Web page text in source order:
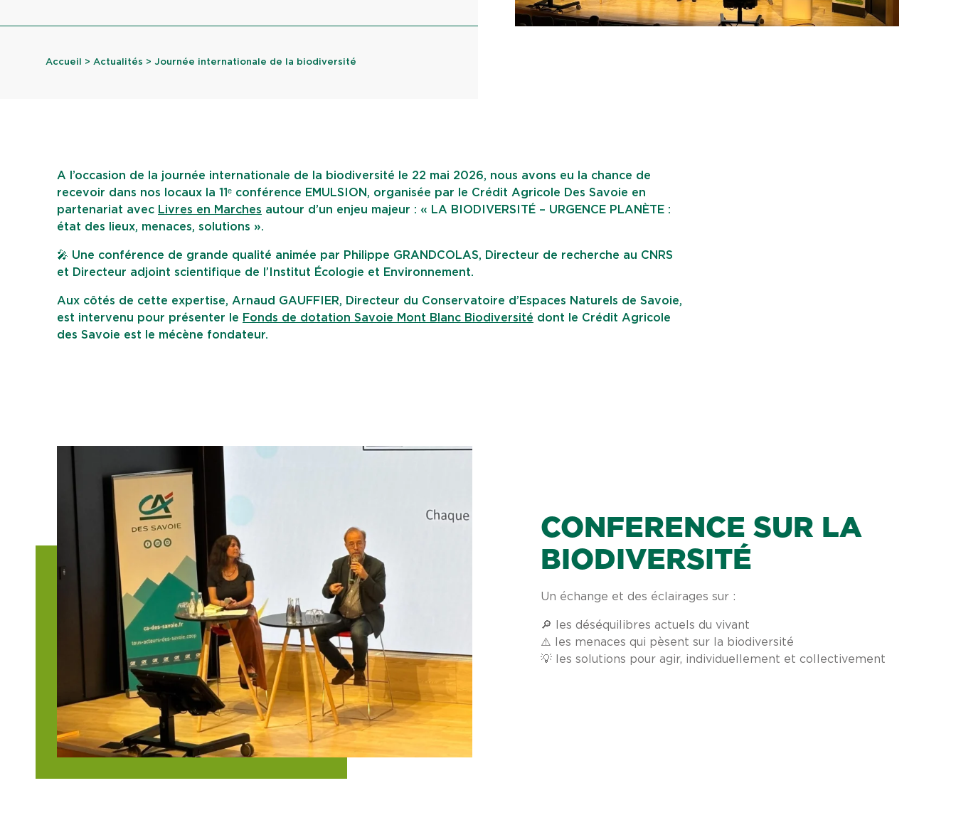
Accueil > Actualités > Journée internationale de la biodiversité
A l’occasion de la journée internationale de la biodiversité le 22 mai 2026, nous avons eu la chance de
recevoir dans nos locaux la 11ᵉ conférence EMULSION, organisée par le Crédit Agricole Des Savoie en
partenariat avec Livres en Marches autour d’un enjeu majeur : « LA BIODIVERSITÉ – URGENCE PLANÈTE :
état des lieux, menaces, solutions ».
🎤 Une conférence de grande qualité animée par Philippe GRANDCOLAS, Directeur de recherche au CNRS
et Directeur adjoint scientifique de l’Institut Écologie et Environnement.
Aux côtés de cette expertise, Arnaud GAUFFIER, Directeur du Conservatoire d’Espaces Naturels de Savoie,
est intervenu pour présenter le Fonds de dotation Savoie Mont Blanc Biodiversité dont le Crédit Agricole
des Savoie est le mécène fondateur.
CONFERENCE SUR LA
BIODIVERSITÉ
Un échange et des éclairages sur :
🔎 les déséquilibres actuels du vivant
⚠️ les menaces qui pèsent sur la biodiversité
💡 les solutions pour agir, individuellement et collectivement